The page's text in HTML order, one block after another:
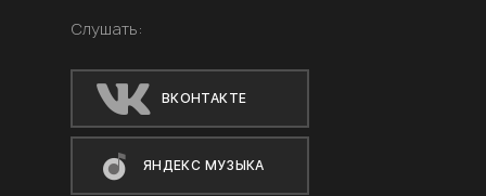
Слушать:
ВКОНТАКТЕ
ЯНДЕКС МУЗЫКА